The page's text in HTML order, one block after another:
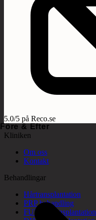
Före & Efter
5.0/5 på Reco.se
Kliniken
Om oss
Kontakt
Behandlingar
Hårtransplantation
PRP behandling
FUE hårtransplantation